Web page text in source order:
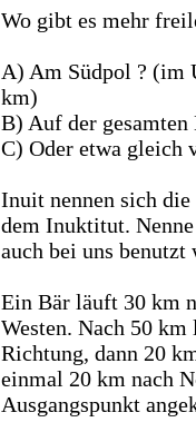
Wo gibt es mehr
A) Am Südpol ? (im
km)
B) Auf der
C) Oder etwa gleich
Inuit nennen sich
dem Inuktitut.
auch bei uns benutzt
Ein Bär läuft 30 km
Westen. Nach 50
Richtung, dann 20
einmal 20 km nach
Ausgangspunkt